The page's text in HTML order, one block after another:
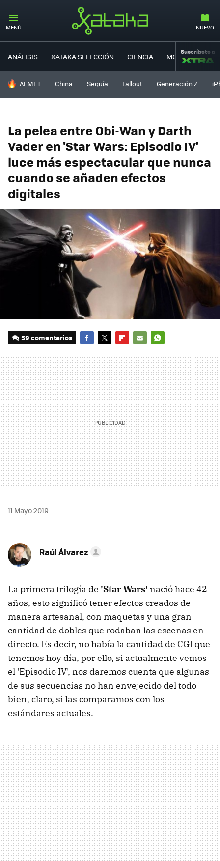
MENÚ NUEVO
ANÁLISIS XATAKA SELECCIÓN CIENCIA MOVILIDAD
Suscríbete a
HOY SE HABLA DE
AEMET China Sequía Fallout Generación Z
La pelea entre Obi-Wan y Darth
Vader en 'Star Wars: Episodio IV'
luce más espectacular que nunca
cuando se añaden efectos
digitales
59 comentarios
MAIL
11 Mayo 2019
Raúl Álvarez
La primera trilogía de 'Star Wars' nació hace 42
años, esto significó tener efectos creados de
manera artesanal, con maquetas y una gran
cantidad de dobles que rodaban las escenas en
directo. Es decir, no había la cantidad de CGI que
tenemos hoy día, por ello, si actualmente vemos
el 'Episodio IV', nos daremos cuenta que algunas
de sus secuencias no han envejecido del todo
bien, claro, si las comparamos con los
estándares actuales.